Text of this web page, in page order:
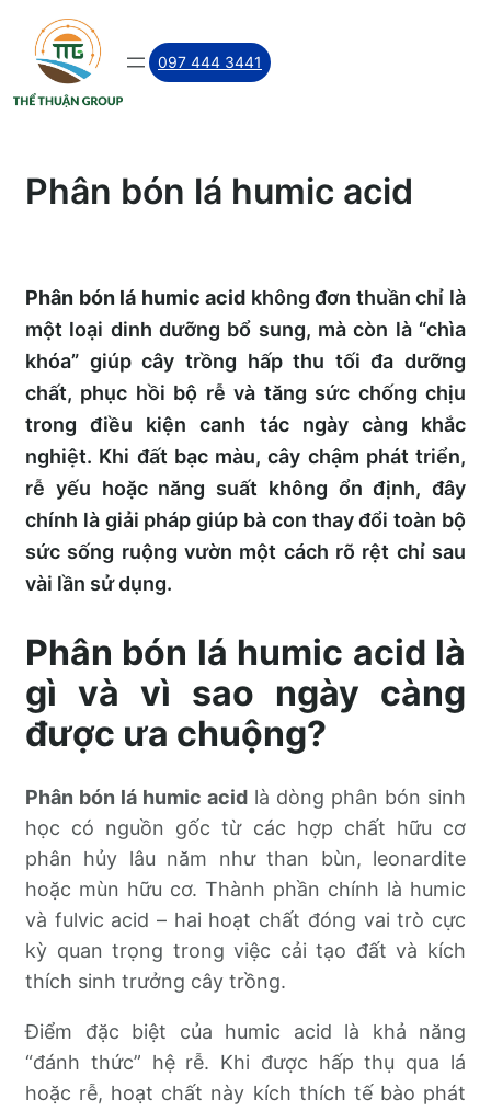
Skip
content
097 444 3441
Phân bón lá humic acid
Phân bón lá humic acid không đơn thuần chỉ là
một loại dinh dưỡng bổ sung, mà còn là “chìa
khóa” giúp cây trồng hấp thu tối đa dưỡng
chất, phục hồi bộ rễ và tăng sức chống chịu
trong điều kiện canh tác ngày càng khắc
nghiệt. Khi đất bạc màu, cây chậm phát triển,
rễ yếu hoặc năng suất không ổn định, đây
chính là giải pháp giúp bà con thay đổi toàn bộ
sức sống ruộng vườn một cách rõ rệt chỉ sau
vài lần sử dụng.
Phân bón lá humic acid là
gì và vì sao ngày càng
được ưa chuộng?
Phân bón lá humic acid là dòng phân bón sinh
học có nguồn gốc từ các hợp chất hữu cơ
phân hủy lâu năm như than bùn, leonardite
hoặc mùn hữu cơ. Thành phần chính là humic
và fulvic acid – hai hoạt chất đóng vai trò cực
kỳ quan trọng trong việc cải tạo đất và kích
thích sinh trưởng cây trồng.
Điểm đặc biệt của humic acid là khả năng
“đánh thức” hệ rễ. Khi được hấp thụ qua lá
hoặc rễ, hoạt chất này kích thích tế bào phát